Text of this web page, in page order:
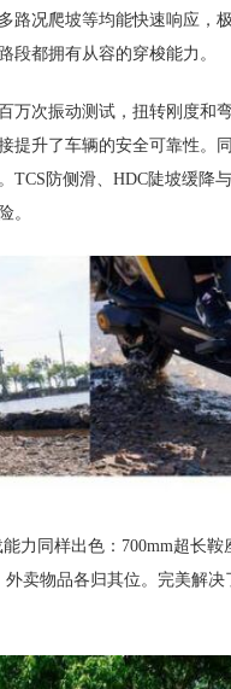
路况爬坡等均能快速响应，
段都拥有从容的穿梭能力。
万次振动测试，扭转刚度和
提升了车辆的安全可靠性。
TCS防侧滑、HDC陡坡缓降
。
力同样出色：700mm超长鞍
卖物品各归其位。完美解